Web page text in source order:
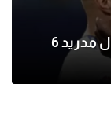
بـ24 مليون يورو.. فينيسيوس مع ريال مدريد 6